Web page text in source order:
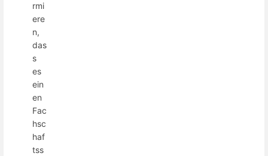
rmi
ere
n,
das
s
es
ein
en
Fac
hsc
haf
tss